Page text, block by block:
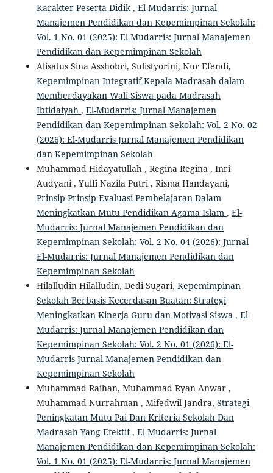
Karakter Peserta Didik, El-Mudarris: Jurnal
Manajemen Pendidikan dan Kepemimpinan Sekolah:
Vol. 1 No. 01 (2025): El-Mudarris: Jurnal Manajemen
Pendidikan dan Kepemimpinan Sekolah
Alisatus Sina Asshobri, Sulistyorini, Nur Efendi,
Kepemimpinan Integratif Kepala Madrasah dalam
Memberdayakan Wali Siswa pada Madrasah
Ibtidaiyah , El-Mudarris: Jurnal Manajemen
Pendidikan dan Kepemimpinan Sekolah: Vol. 2 No. 02
(2026): El-Mudarris Jurnal Manajemen Pendidikan
dan Kepemimpinan Sekolah
Muhammad Hidayatullah , Regina Regina , Inri
Audyani , Yulfi Nazila Putri , Risma Handayani,
Prinsip-Prinsip Evaluasi Pembelajaran Dalam
Meningkatkan Mutu Pendidikan Agama Islam , El-
Mudarris: Jurnal Manajemen Pendidikan dan
Kepemimpinan Sekolah: Vol. 2 No. 04 (2026): Jurnal
El-Mudarris: Jurnal Manajemen Pendidikan dan
Kepemimpinan Sekolah
Hilalludin Hilalludin, Dedi Sugari, Kepemimpinan
Sekolah Berbasis Kecerdasan Buatan: Strategi
Meningkatkan Kinerja Guru dan Motivasi Siswa , El-
Mudarris: Jurnal Manajemen Pendidikan dan
Kepemimpinan Sekolah: Vol. 2 No. 01 (2026): El-
Mudarris Jurnal Manajemen Pendidikan dan
Kepemimpinan Sekolah
Muhammad Raihan, Muhammad Ryan Anwar ,
Muhammad Nurrahman , Mifedwil Jandra, Strategi
Peningkatan Mutu Pai Dan Kriteria Sekolah Dan
Madrasah Yang Efektif, El-Mudarris: Jurnal
Manajemen Pendidikan dan Kepemimpinan Sekolah:
Vol. 1 No. 01 (2025): El-Mudarris: Jurnal Manajemen